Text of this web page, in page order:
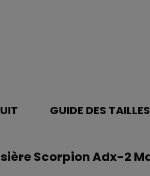
GUIDE DES TAILLES
Scorpion Adx-2